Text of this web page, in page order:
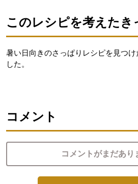
このレシピを考えたき
暑い日向きのさっぱりレシピを見つ
した。
コメント
コメントがまだあり